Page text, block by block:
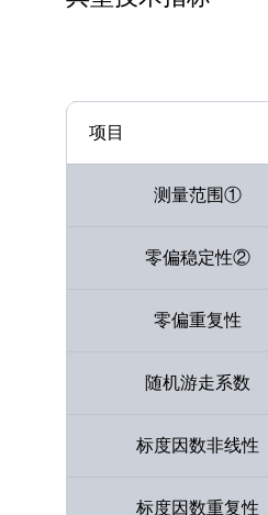
项目
测量范围①
零偏稳定性②
零偏重复性
随机游走系数
标度因数非线性
标度因数重复性